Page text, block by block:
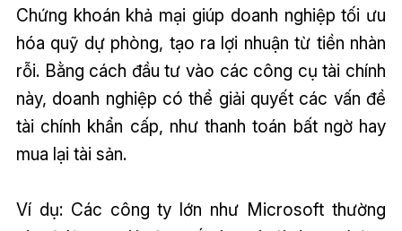
Chứng khoán khả mại giúp doanh nghiệp tối ưu
hóa quỹ dự phòng, tạo ra lợi nhuận từ tiền nhàn
rỗi. Bằng cách đầu tư vào các công cụ tài chính
này, doanh nghiệp có thể giải quyết các vấn đề
tài chính khẩn cấp, như thanh toán bất ngờ hay
mua lại tài sản.
Ví dụ: Các công ty lớn như Microsoft thường